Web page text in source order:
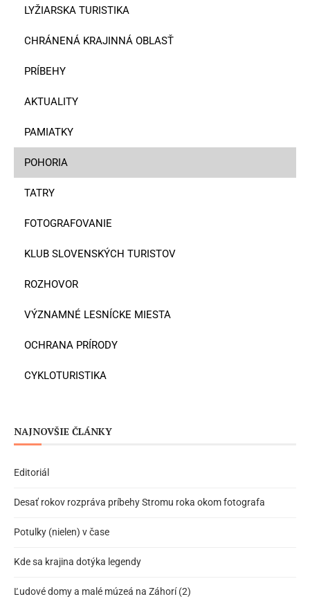
LYŽIARSKA TURISTIKA
CHRÁNENÁ KRAJINNÁ OBLASŤ
PRÍBEHY
AKTUALITY
PAMIATKY
POHORIA
TATRY
FOTOGRAFOVANIE
KLUB SLOVENSKÝCH TURISTOV
ROZHOVOR
VÝZNAMNÉ LESNÍCKE MIESTA
OCHRANA PRÍRODY
CYKLOTURISTIKA
NAJNOVŠIE ČLÁNKY
Editoriál
Desať rokov rozpráva príbehy Stromu roka okom fotografa
Potulky (nielen) v čase
Kde sa krajina dotýka legendy
Ľudové domy a malé múzeá na Záhorí (2)